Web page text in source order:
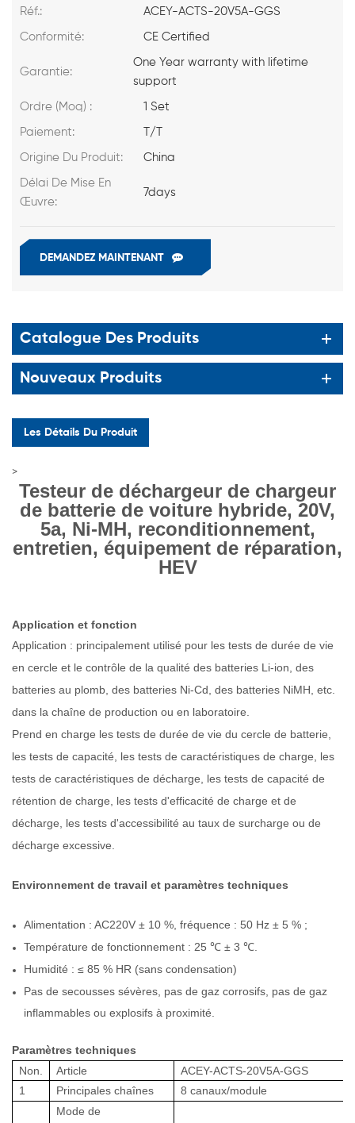
Réf.: ACEY-ACTS-20V5A-GGS
Conformité: CE Certified
Garantie:
One Year warranty with lifetime
support
Ordre (Moq) : 1 Set
Paiement: T/T
Origine Du Produit: China
Délai De Mise En
Œuvre:
7days
DEMANDEZ MAINTENANT
Catalogue Des Produits
Nouveaux Produits
Les Détails Du Produit
>
Testeur de déchargeur de chargeur
de batterie de voiture hybride, 20V,
5a, Ni-MH, reconditionnement,
entretien, équipement de réparation,
HEV
Application et fonction
Application : principalement utilisé pour les tests de durée de vie
en cercle et le contrôle de la qualité des batteries Li-ion, des
batteries au plomb, des batteries Ni-Cd, des batteries NiMH, etc.
dans la chaîne de production ou en laboratoire.
Prend en charge les tests de durée de vie du cercle de batterie,
les tests de capacité, les tests de caractéristiques de charge, les
tests de caractéristiques de décharge, les tests de capacité de
rétention de charge, les tests d'efficacité de charge et de
décharge, les tests d'accessibilité au taux de surcharge ou de
décharge excessive.
Environnement de travail et paramètres techniques
Alimentation : AC220V ± 10 %, fréquence : 50 Hz ± 5 % ;
Température de fonctionnement : 25 ℃ ± 3 ℃.
Humidité : ≤ 85 % HR (sans condensation)
Pas de secousses sévères, pas de gaz corrosifs, pas de gaz
inflammables ou explosifs à proximité.
Paramètres techniques
Non.
Article
ACEY-ACTS-20V5A-GGS
1
Principales chaînes 8 canaux/module
Mode de